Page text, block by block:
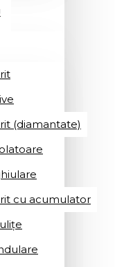
(diamantate)
cu acumulator